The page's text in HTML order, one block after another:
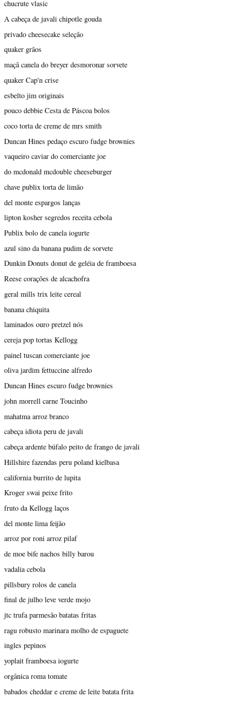
chucrute vlasic
A cabeça de javali chipotle gouda
privado cheesecake seleção
quaker grãos
maçã canela do breyer desmoronar sorvete
quaker Cap'n crise
esbelto jim originais
pouco debbie Cesta de Páscoa bolos
coco torta de creme de mrs smith
Duncan Hines pedaço escuro fudge brownies
vaqueiro caviar do comerciante joe
do mcdonald mcdouble cheeseburger
chave publix torta de limão
del monte espargos lanças
lipton kosher segredos receita cebola
Publix bolo de canela iogurte
azul sino da banana pudim de sorvete
Dunkin Donuts donut de geléia de framboesa
Reese corações de alcachofra
geral mills trix leite cereal
banana chiquita
laminados ouro pretzel nós
cereja pop tortas Kellogg
painel tuscan comerciante joe
oliva jardim fettuccine alfredo
Duncan Hines escuro fudge brownies
john morrell carne Toucinho
mahatma arroz branco
cabeça idiota peru de javali
cabeça ardente búfalo peito de frango de javali
Hillshire fazendas peru poland kielbasa
california burrito de lupita
Kroger swai peixe frito
fruto da Kellogg laços
del monte lima feijão
arroz por roni arroz pilaf
de moe bife nachos billy barou
vadalia cebola
pillsbury rolos de canela
final de julho leve verde mojo
jtc trufa parmesão batatas fritas
ragu robusto marinara molho de espaguete
ingles pepinos
yoplait framboesa iogurte
orgânica roma tomate
babados cheddar e creme de leite batata frita